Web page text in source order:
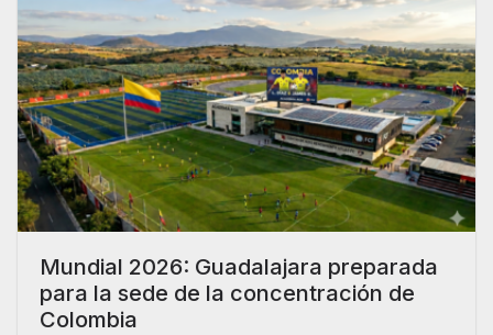
Mundial 2026: Guadalajara preparada
para la sede de la concentración de
Colombia